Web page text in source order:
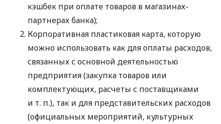
кэшбек при оплате товаров в магазинах-
партнерах банка);
Корпоративная пластиковая карта, которую
можно использовать как для оплаты расходов,
связанных с основной деятельностью
предприятия (закупка товаров или
комплектующих, расчеты с поставщиками
и т. п.), так и для представительских расходов
(официальных мероприятий, культурных